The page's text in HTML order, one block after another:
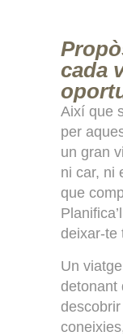
cada
Així que
per
un gran
ni car, ni
que
deixar-te
Un
detonant